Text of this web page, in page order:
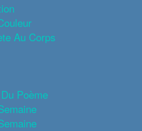
Au Corps
Poème